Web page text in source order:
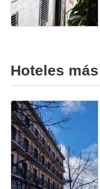
Hoteles